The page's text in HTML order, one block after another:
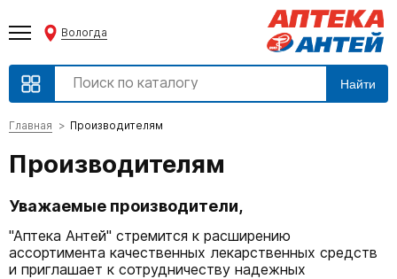
Вологда
Найти
Главная Производителям
Производителям
Уважаемые производители,
"Аптека Антей" стремится к расширению
ассортимента качественных лекарственных средств
и приглашает к сотрудничеству надежных